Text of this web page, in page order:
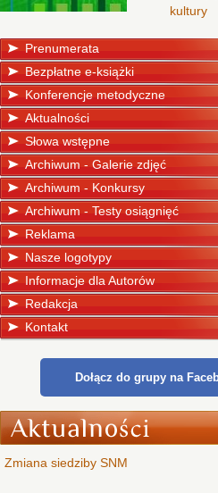
kultury
Prenumerata
Bezpłatne e-książki
Konferencje metodyczne
Aktualności
Słowa wstępne
Archiwum - Galerie zdjęć
Archiwum - Konkursy
Archiwum - Testy osiągnięć
Reklama
Nasze logotypy
Informacje dla Autorów
Redakcja
Kontakt
Dołącz do grupy na
Zmiana siedziby SNM